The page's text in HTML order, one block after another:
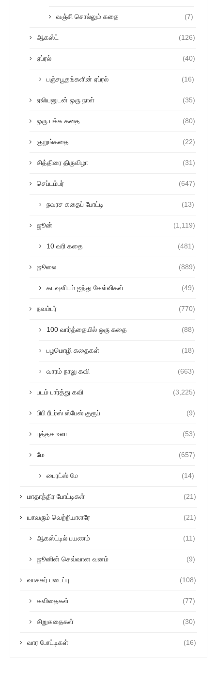
வஞ்சி சொல்லும் கதை (7)
ஆகஸ்ட் (126)
ஏப்ரல் (40)
பஞ்சபூதங்களின் ஏப்ரல் (16)
ஏலியனுடன் ஒரு நாள் (35)
ஒரு பக்க கதை (80)
குறுங்கதை (22)
சித்திரை திருவிழா (31)
செப்டம்பர் (647)
நவரச கதைப் போட்டி (13)
ஜூன் (1,119)
10 வரி கதை (481)
ஜூலை (889)
கடவுளிடம் ஐந்து கேள்விகள் (49)
நவம்பர் (770)
100 வார்த்தையில் ஒரு கதை (88)
பழமொழி கதைகள் (18)
வாரம் நாலு கவி (663)
படம் பார்த்து கவி (3,225)
பிபி ரீடர்ஸ் ஸ்பேஸ் குரூப் (9)
புத்தக உலா (53)
மே (657)
பைரட்ஸ் மே (14)
மாதாந்திர போட்டிகள் (21)
யாவரும் வெற்றியாளரே (21)
ஆகஸ்ட்டில் பயணம் (11)
ஜூனின் செவ்வான வனம் (9)
வாசகர் படைப்பு (108)
கவிதைகள் (77)
சிறுகதைகள் (30)
வார போட்டிகள் (16)